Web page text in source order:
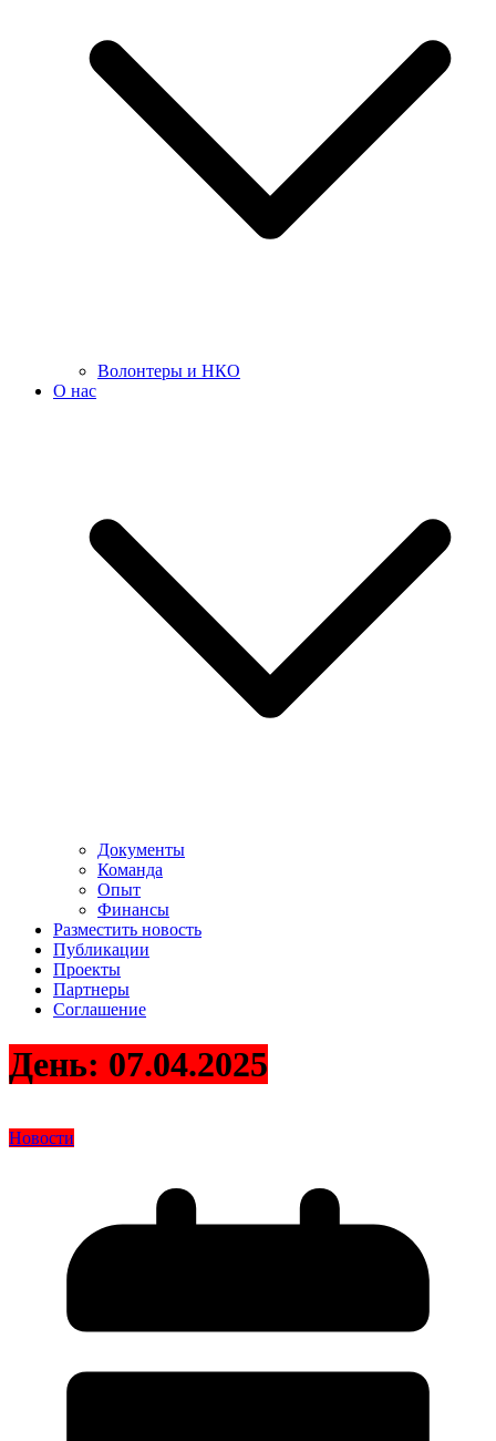
Волонтеры и НКО
О нас
Документы
Команда
Опыт
Финансы
Разместить новость
Публикации
Проекты
Партнеры
Соглашение
День: 07.04.2025
Новости